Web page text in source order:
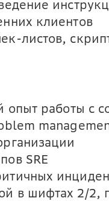
клиентов
листов,
опыт работы с
SRE
в шифтах 2/2,